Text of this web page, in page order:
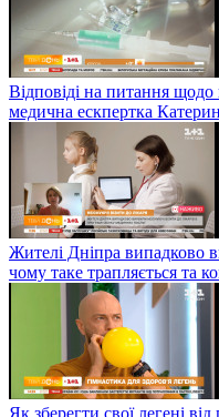
Відповіді на питання
медична ескпертка
Жителі Дніпра випадково
чому таке трапляється та
Як зберегти свої легені